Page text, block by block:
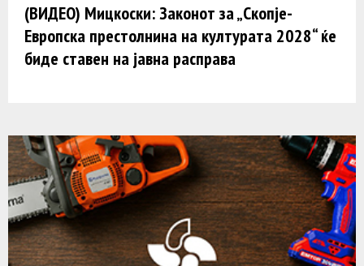
(ВИДЕО) Мицкоски: Законот за „Скопје-
Европска престолнина на културата 2028“ ќе
биде ставен на јавна расправа